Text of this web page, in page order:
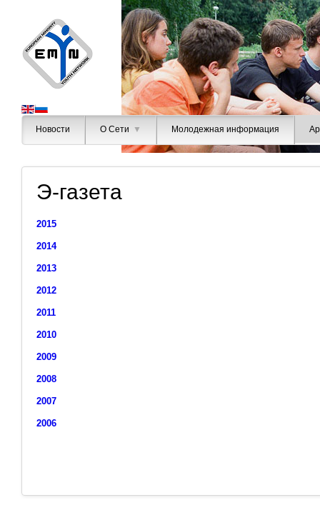
Новости О Сети ▼ Молодежная информация
Э-газета
2015
2014
2013
2012
2011
2010
2009
2008
2007
2006